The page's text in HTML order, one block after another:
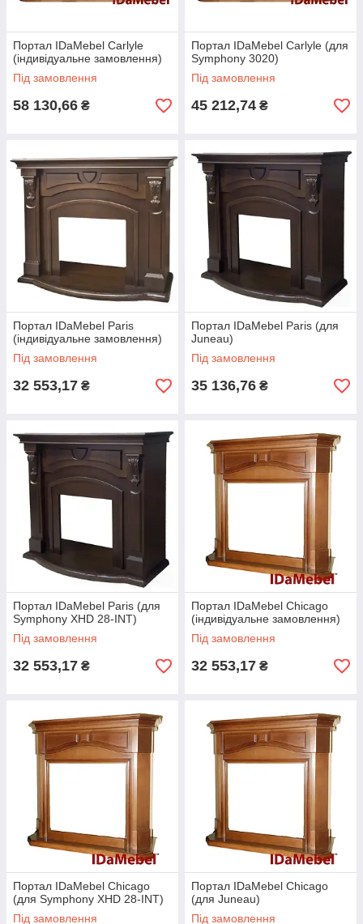
Портал IDaMebel Carlyle
(індивідуальне замовлення)
Під замовлення
58 130,66 ₴
Портал IDaMebel Carlyle (для
Symphony 3020)
Під замовлення
45 212,74 ₴
Портал IDaMebel Paris
(індивідуальне замовлення)
Під замовлення
32 553,17 ₴
Портал IDaMebel Paris (для
Juneau)
Під замовлення
35 136,76 ₴
Портал IDaMebel Paris (для
Symphony XHD 28-INT)
Під замовлення
32 553,17 ₴
Портал IDaMebel Chicago
(індивідуальне замовлення)
Під замовлення
32 553,17 ₴
Портал IDaMebel Chicago
(для Symphony XHD 28-INT)
Під замовлення
Портал IDaMebel Chicago
(для Juneau)
Під замовлення